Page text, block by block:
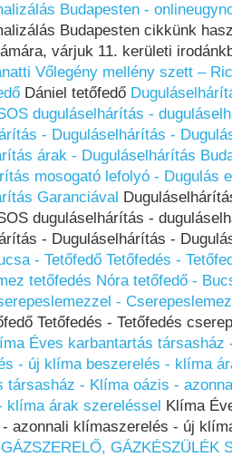
Budapesten -
Budapesten cikkünk
várjuk 11. kerületi
Vőlegény mellény szett –
Dániel tetőfedő
duguláselhárítás -
- Duguláselhárítás -
árak - Duguláselhárítás
mosogató lefolyó - Dugulás
Garanciával
duguláselhárítás -
- Duguláselhárítás -
- Tetőfedő Tetőfedés -
tetőfedés Nóra tetőfedő -
-
Tetőfedés - Tetőfedés
Éves karbantartás
- új klíma beszerelés - klíma
társasház - Klíma oázis -
klíma árak szereléssel Klíma
azonnali klímaszerelés - új
GÁZSZERELŐ, GÁZKÉSZÜLÉK